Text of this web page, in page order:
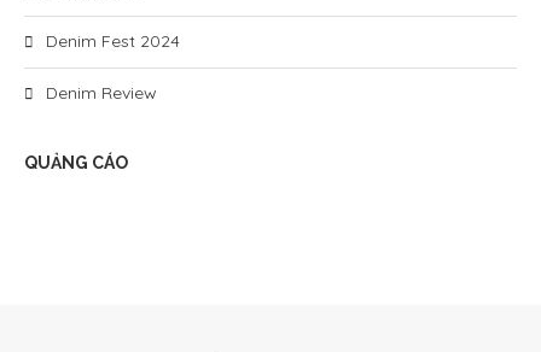
Denim Fest 2024
Denim Review
QUẢNG CÁO